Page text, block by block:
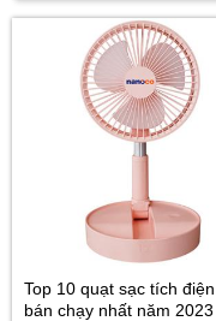
Top 10 quạt sạc tích điện
bán chạy nhất năm 2023